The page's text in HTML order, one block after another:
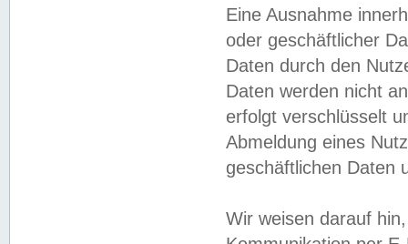
Eine Ausnahme
oder geschäftlicher
Daten durch den
Daten werden nicht
erfolgt verschlüsselt
Abmeldung eines
geschäftlichen Daten
Wir weisen darauf